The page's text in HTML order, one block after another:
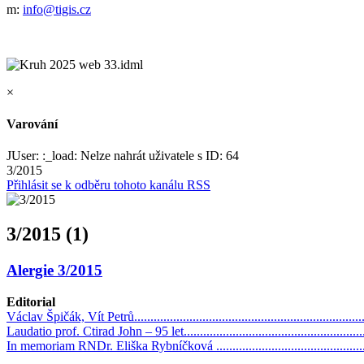
m: info@tigis.cz
×
Varování
JUser: :_load: Nelze nahrát uživatele s ID: 64
3/2015
Přihlásit se k odběru tohoto kanálu RSS
3/2015 (1)
Alergie 3/2015
Editorial
Václav Špičák, Vít
Laudatio prof. Ctirad John – 95
In memoriam RNDr. Eliška Rybníčková